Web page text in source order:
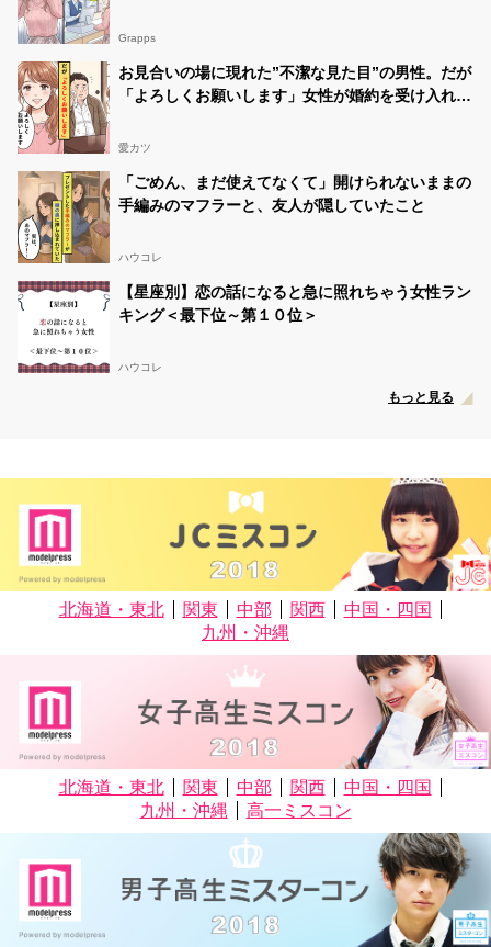
Grapps
お見合いの場に現れた”不潔な見た目”の男性。だが
「よろしくお願いします」女性が婚約を受け入れた
愛カツ
「ごめん、まだ使えてなくて」開けられないままの
手編みのマフラーと、友人が隠していたこと
ハウコレ
【星座別】恋の話になると急に照れちゃう女性ラン
キング＜最下位～第１０位＞
ハウコレ
もっと見る
北海道・東北 関東 中部 関西
中国・四国
九州・沖縄
北海道・東北 関東 中部 関西
中国・四国
九州・沖縄
高一ミスコン